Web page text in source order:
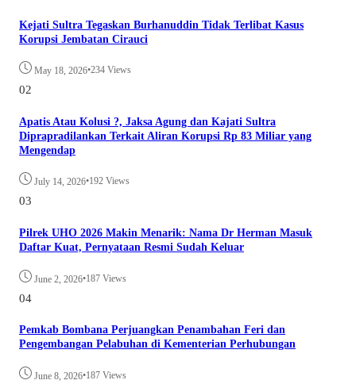
Kejati Sultra Tegaskan Burhanuddin Tidak Terlibat Kasus
Korupsi Jembatan Cirauci
May 18, 2026•234 Views
02
Apatis Atau Kolusi ?, Jaksa Agung dan Kajati Sultra
Diprapradilankan Terkait Aliran Korupsi Rp 83 Miliar yang
Mengendap
July 14, 2026•192 Views
03
Pilrek UHO 2026 Makin Menarik: Nama Dr Herman Masuk
Daftar Kuat, Pernyataan Resmi Sudah Keluar
June 2, 2026•187 Views
04
Pemkab Bombana Perjuangkan Penambahan Feri dan
Pengembangan Pelabuhan di Kementerian Perhubungan
June 8, 2026•187 Views